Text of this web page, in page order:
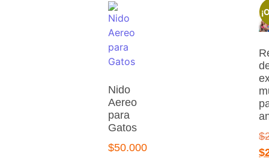
Nido
Aereo
para
Gatos
$50.000
$
$